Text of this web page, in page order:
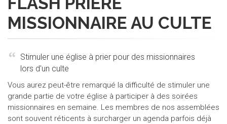
MISSIONNAIRE AU CULTE
Stimuler une église à prier pour des missionnaires
lors d'un culte
Vous aurez peut-être remarqué la difficulté de stimuler une
grande partie de votre église à participer à des soirées
missionnaires en semaine. Les membres de nos assemblées
sont souvent réticents à surcharger un agenda parfois déjà